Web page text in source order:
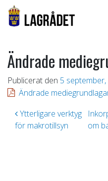
Ändrade
Publicerat den 5
Ändrade
Inläggsnavigering
Ytterligare verktyg
för makrotillsyn
om